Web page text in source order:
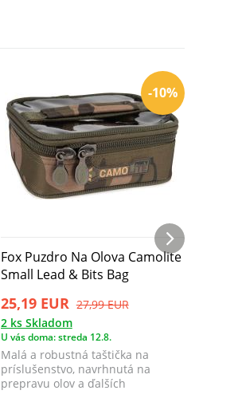
-10%
Fox Puzdro Na Olova Camolite
Small Lead & Bits Bag
25,19 EUR 27,99 EUR
2 ks Skladom
U vás doma: streda 12.8.
Malá a robustná taštička na
príslušenstvo, navrhnutá na
prepravu olov a ďalších